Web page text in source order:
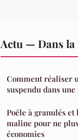
Actu — Dans
Comment réaliser
suspendu dans
Poêle à granulés
maline pour ne
économies